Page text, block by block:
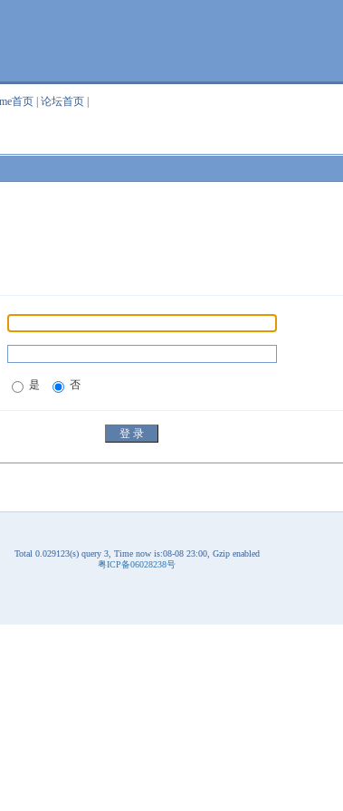
首页 |论坛首页
是 否
Total 0.029123(s) query 3, Time now is:08-08 23:00, Gzip enabled
粤ICP备06028238号